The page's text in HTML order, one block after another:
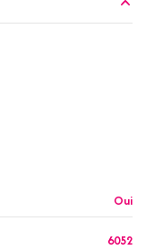
Oui
6052